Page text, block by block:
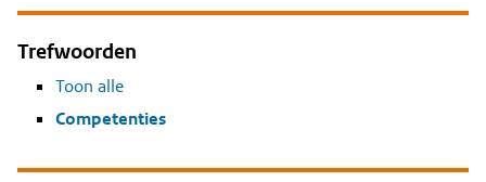
Trefwoorden
Toon alle
Competenties